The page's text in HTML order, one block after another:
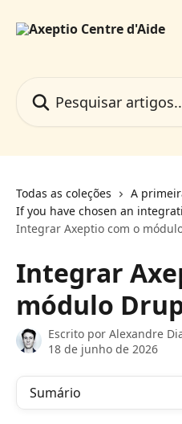
Todas as coleções A
If you have chosen an
Integrar Axeptio com o
Integrar
módulo
Escrito por Alexandre
18 de junho de 2026
Sumário